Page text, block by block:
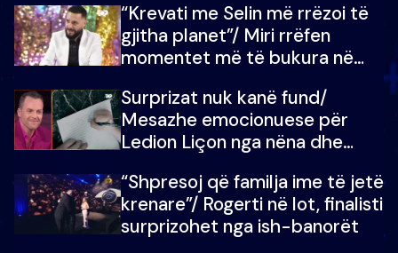
“Krevati me Selin më rrëzoi të
gjitha planet”/ Miri rrëfen
momentet më të bukura në
mungojë zilja e mëngjesit kur…
Surprizat nuk kanë fund/
Mesazhe emocionuese për
Ledion Liçon nga nëna dhe
mban dot lotët: Nuk meritoj…
“Shpresoj që familja ime të jetë
krenare”/ Rogerti në lot, finalisti
surprizohet nga ish-banorët